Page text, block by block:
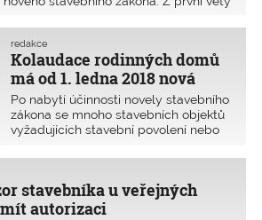
změna v území vyvolan�
Kolaudace rodinných domů
má od 1. ledna 2018 nová
pravidla
redakce
Po nabytí účinnosti novely stavebního
zákona se mnoho stavebních objektů
vyžadujících stavební povolení nebo
stavebníka u veřejných
autorizaci